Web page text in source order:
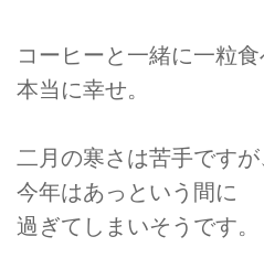
コーヒーと一緒に一粒
本当に幸せ。
二月の寒さは苦手ですが
今年はあっという間に
過ぎてしまいそうです。